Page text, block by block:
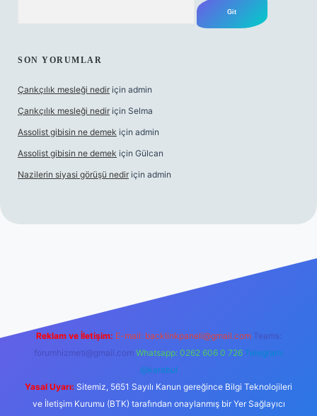
SON YORUMLAR
Çarıkçılık mesleği nedir için admin
Çarıkçılık mesleği nedir için Selma
Assolist gibisin ne demek için admin
Assolist gibisin ne demek için Gülcan
Nazilerin siyasi görüşü nedir için admin
Reklam ve İletişim: E-mail: backlinkpaneli@gmail.com Teams:
forumhizmeti@gmail.com Whatsapp: 0262 606 0 726 Telegram:
@karabul
Yasal Uyarı: Sitemiz, 5651 Sayılı Kanun gereğince Bilgi Teknolojileri
ve İletişim Kurumu (BTK) tarafından onaylanmış bir Yer Sağlayıcı